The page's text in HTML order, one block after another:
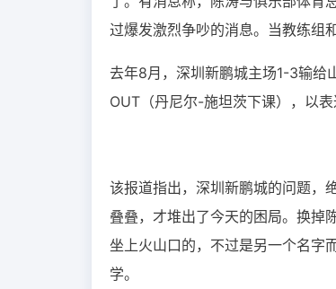
过爆发激烈争吵的消息。当教练组
去年8月，深圳新鹏城主场1-3输
OUT（丹尼尔-施坦茨下课），以表
该报道指出，深圳新鹏城的问题，
叠叠，才堆出了今天的困局。换掉
坐上火山口的，不过是另一个名字
学。